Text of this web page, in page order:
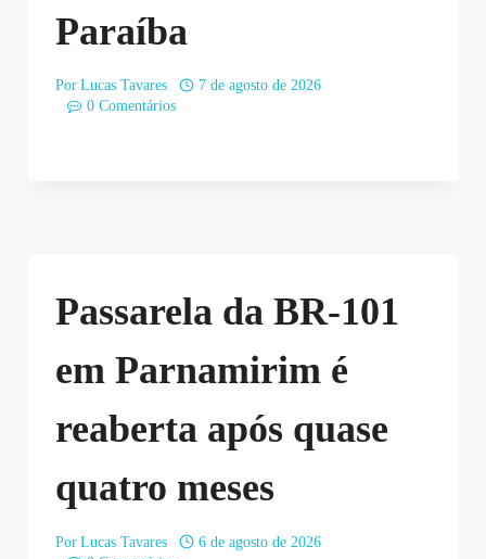
Paraíba
Por Lucas Tavares
7 de agosto de 2026
0 Comentários
Passarela da BR-101
em Parnamirim é
reaberta após quase
quatro meses
Por Lucas Tavares
6 de agosto de 2026